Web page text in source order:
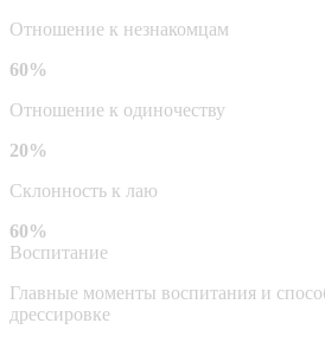
Отношение к незнакомцам
60%
Отношение к одиночеству
20%
Склонность к лаю
60%
Воспитание
Главные моменты воспитания и
дрессировке